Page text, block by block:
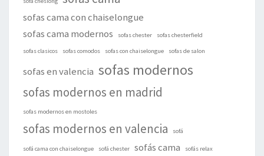
sofas cama con chaiselongue
sofas cama modernos
sofas chester sofas chesterfield
sofas clasicos sofas comodos sofas con chaiselongue sofas de salon
sofas en valencia sofas modernos
sofas modernos en madrid
sofas modernos en mostoles
sofas modernos en valencia sofá
sofá cama con chaiselongue sofá chester sofás cama sofás relax